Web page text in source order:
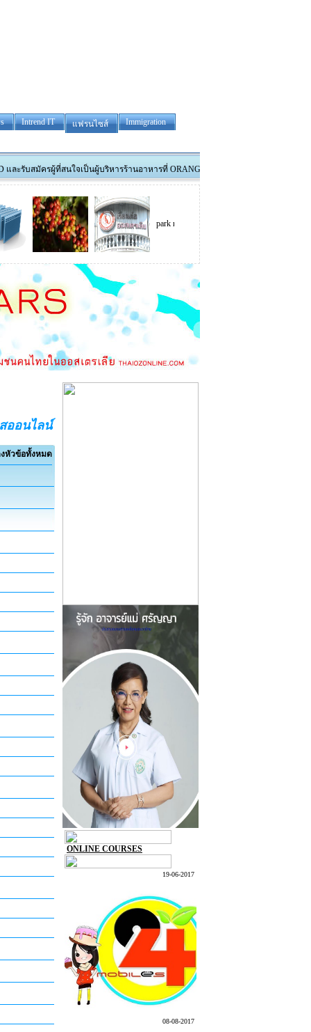
Intrend IT แฟรนไซส์ Immigration
มัครผู้ที่สนใจเป็นผู้บริหารร้านอาหารที่ ORANGE และรับสมัครพนักงานทำงานที่
park madison tower removals
ออนไลน์
หัวข้อทั้งหมด
ONLINE COURSES
19-06-2017
08-08-2017